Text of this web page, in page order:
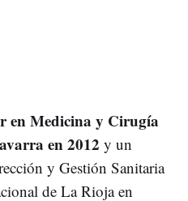
en Medicina y Cirugía
en 2012 y un
y Gestión Sanitaria
de La Rioja en